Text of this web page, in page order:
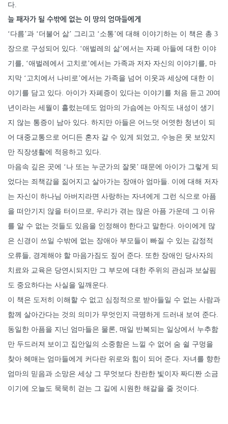
다.
늘 패자가 될 수밖에 없는 이 땅의 엄마들에게
‘다름’과 ‘더불어 삶’ 그리고 ‘소통’에 대해 이야기하는 이 책은 총 3
장으로 구성되어 있다. ‘애벌레의 삶’에서는 자폐 아들에 대한 이야
기를, ‘애벌레에서 고치로’에서는 가족과 저자 자신의 이야기를, 마
지막 ‘고치에서 나비로’에서는 가족을 넘어 이웃과 세상에 대한 이
야기를 담고 있다. 아이가 자폐증이 있다는 이야기를 처음 듣고 20여
년이라는 세월이 흘렀는데도 엄마의 가슴에는 아직도 내성이 생기
지 않는 통증이 남아 있다. 하지만 아들은 어느덧 어엿한 청년이 되
어 대중교통으로 어디든 혼자 갈 수 있게 되었고, 수능은 못 보았지
만 직장생활에 적응하고 있다.
마음속 깊은 곳에 ‘나 또는 누군가의 잘못’ 때문에 아이가 그렇게 되
었다는 죄책감을 짊어지고 살아가는 장애아 엄마들. 이에 대해 저자
는 자신이 하나님 아버지라면 사랑하는 자녀에게 그런 식으로 아픔
을 떠안기지 않을 터이므로, 우리가 겪는 많은 아픔 가운데 그 이유
를 알 수 없는 것들도 있음을 인정해야 한다고 말한다. 아이에게 많
은 신경이 쓰일 수밖에 없는 장애아 부모들이 빠질 수 있는 감정적
오류들, 경계해야 할 마음가짐도 짚어 준다. 또한 장애인 당사자의
치료와 교육은 당연시되지만 그 부모에 대한 주위의 관심과 보살핌
도 중요하다는 사실을 일깨운다.
이 책은 도저히 이해할 수 없고 심정적으로 받아들일 수 없는 사람과
함께 살아간다는 것의 의미가 무엇인지 극명하게 드러내 보여 준다.
동일한 아픔을 지닌 엄마들은 물론, 매일 반복되는 일상에서 누추함
만 두드러져 보이고 집안일의 소중함은 느낄 수 없어 숨 쉴 구멍을
찾아 헤매는 엄마들에게 커다란 위로와 힘이 되어 준다. 자녀를 향한
엄마의 믿음과 소망은 세상 그 무엇보다 찬란한 빛이자 짜디짠 소금
이기에 오늘도 묵묵히 걷는 그 길에 시원한 해갈을 줄 것이다.